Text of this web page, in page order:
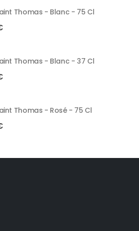
Thomas - Blanc - 75 Cl
Thomas - Blanc - 37 Cl
Thomas - Rosé - 75 Cl